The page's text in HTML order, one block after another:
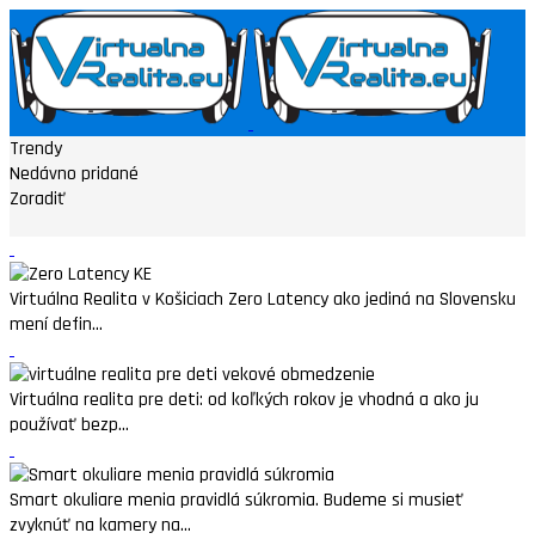
Trendy
Nedávno pridané
Zoradiť
Virtuálna Realita v Košiciach Zero Latency ako jediná na Slovensku
mení defin...
Virtuálna realita pre deti: od koľkých rokov je vhodná a ako ju
používať bezp...
Smart okuliare menia pravidlá súkromia. Budeme si musieť
zvyknúť na kamery na...